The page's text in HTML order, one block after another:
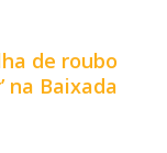
de roubo
na Baixada